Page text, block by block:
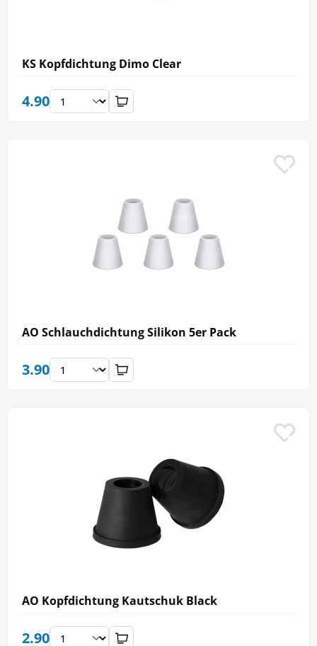
KS Kopfdichtung Dimo Clear
4.90
AO Schlauchdichtung Silikon 5er Pack
3.90
AO Kopfdichtung Kautschuk Black
2.90